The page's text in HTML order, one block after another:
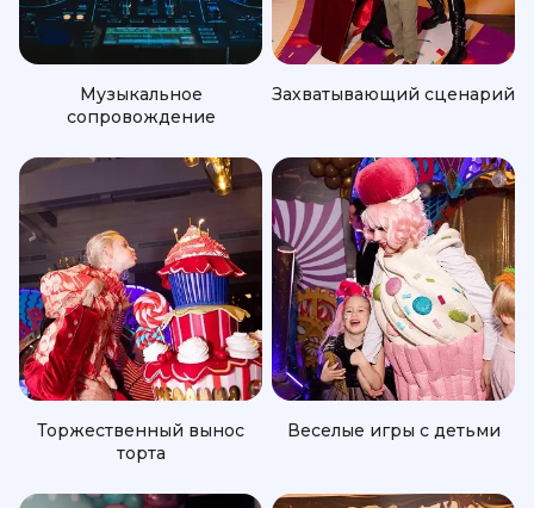
Музыкальное
сопровождение
Захватывающий сценарий
Торжественный вынос
торта
Веселые игры с детьми